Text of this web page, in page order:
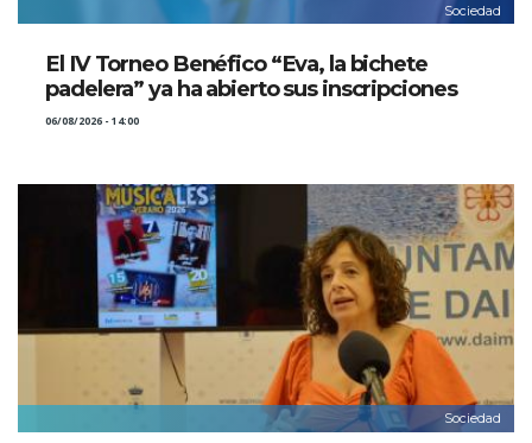
Sociedad
El IV Torneo Benéfico “Eva, la bichete
padelera” ya ha abierto sus inscripciones
06/08/2026 - 14:00
Sociedad